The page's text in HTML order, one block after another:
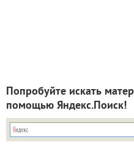
Попробуйте искать
помощью Яндекс.Поиск!